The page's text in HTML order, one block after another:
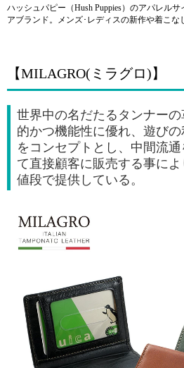
ハッシュパピー（Hush Puppies）のアパレル
アブランド。メンズ･レディスの新作や着こな
【MILAGRO(ミラグロ)】
世界中の名だたるタンナー
的かつ機能性に優れ、遊び
をコンセプトとし、中間流
て直接顧客に販売する事に
値段で提供している。